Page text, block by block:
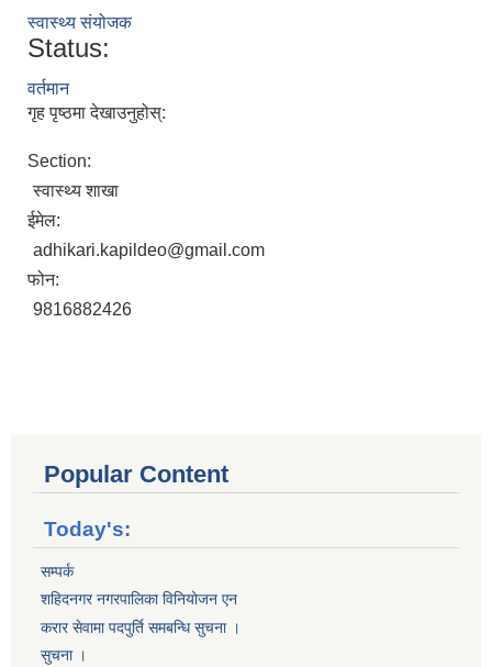
स्वास्थ्य संयोजक
Status:
वर्तमान
गृह पृष्ठमा देखाउनुहोस्:
Section:
स्वास्थ्य शाखा
ईमेल:
adhikari.kapildeo@gmail.com
फोन:
9816882426
Popular Content
Today's:
सम्पर्क
शहिदनगर नगरपालिका विनियोजन एन
करार सेवामा पदपुर्ति समबन्धि सुचना ।
सुचना ।